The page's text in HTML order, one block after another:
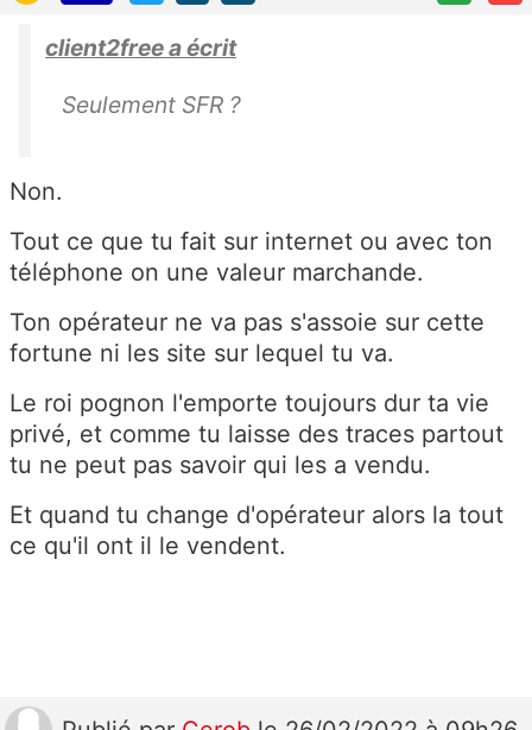
client2free a écrit
Seulement SFR ?
Non.
Tout ce que tu fait sur internet ou avec ton
téléphone on une valeur marchande.
Ton opérateur ne va pas s'assoie sur cette
fortune ni les site sur lequel tu va.
Le roi pognon l'emporte toujours dur ta vie
privé, et comme tu laisse des traces partout
tu ne peut pas savoir qui les a vendu.
Et quand tu change d'opérateur alors la tout
ce qu'il ont il le vendent.